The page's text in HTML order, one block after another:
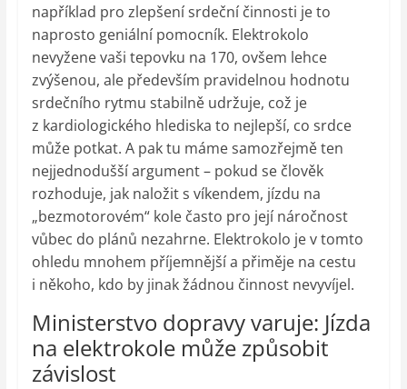
například pro zlepšení srdeční činnosti je to
naprosto geniální pomocník. Elektrokolo
nevyžene vaši tepovku na 170, ovšem lehce
zvýšenou, ale především pravidelnou hodnotu
srdečního rytmu stabilně udržuje, což je
z kardiologického hlediska to nejlepší, co srdce
může potkat. A pak tu máme samozřejmě ten
nejjednodušší argument – pokud se člověk
rozhoduje, jak naložit s víkendem, jízdu na
„bezmotorovém“ kole často pro její náročnost
vůbec do plánů nezahrne. Elektrokolo je v tomto
ohledu mnohem příjemnější a přiměje na cestu
i někoho, kdo by jinak žádnou činnost nevyvíjel.
Ministerstvo dopravy varuje: Jízda
na elektrokole může způsobit
závislost